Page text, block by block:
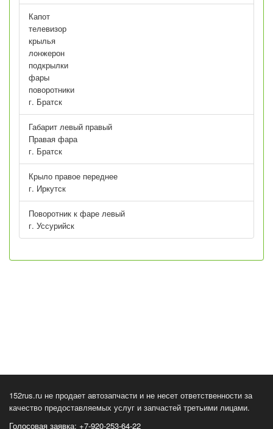
Капот
телевизор
крылья
лонжерон
подкрылки
фары
поворотники
г. Братск
Габарит левый правый
Правая фара
г. Братск
Крыло правое переднее
г. Иркутск
Поворотник к фаре левый
г. Уссурийск
152rus.ru не продает автозапчасти и не несет ответственности за
качество предоставляемых услуг и запчастей третьими лицами.
Голосовая заявка: +7-920-253-64-22